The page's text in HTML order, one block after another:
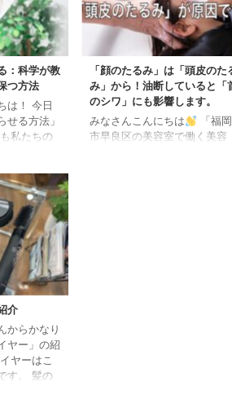
：科学が教
つ方法
は！ 今日
せる方法」
私たちの
々しく保つ
ません。
どうなる
つための
スの良い
3. 十分な
管理する 5.
期的なト
老化する
、髪の老
それは、
色 ...
「顔のたるみ」は「頭皮のた
み」から！油断していると「
のシワ」にも影響します。
みなさんこんにちは
「福岡
市早良区の美容室で働く美容
介
からかなり
ヤー」の紹
ヤーはこ
す。 髪の